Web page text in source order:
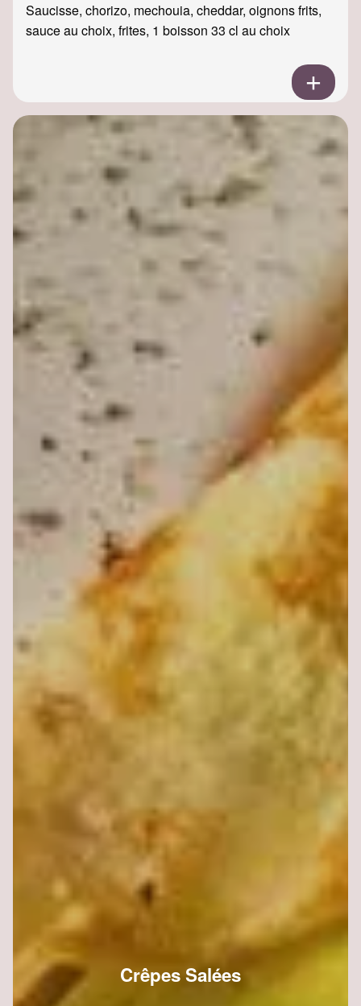
Saucisse, chorizo, mechouia, cheddar, oignons frits,
sauce au choix, frites, 1 boisson 33 cl au choix
Crêpes Salées